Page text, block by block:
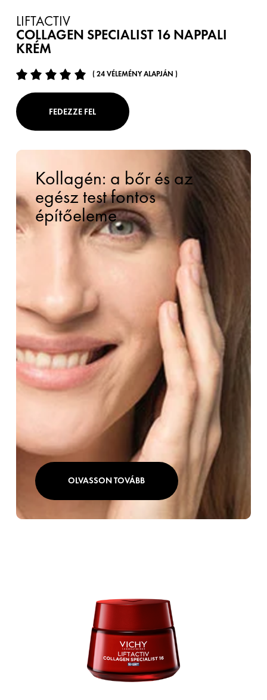
LIFTACTIV
COLLAGEN SPECIALIST 16 NAPPALI
KRÉM
( 24 VÉLEMÉNY ALAPJÁN )
FEDEZZE FEL
Kollagén: a bőr és az
egész test fontos
építőeleme
OLVASSON TOVÁBB